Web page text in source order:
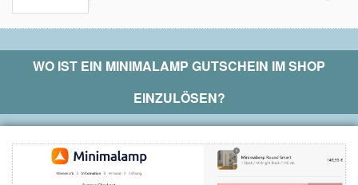
WO IST EIN MINIMALAMP GUTSCHEIN IM SHOP
EINZULÖSEN?